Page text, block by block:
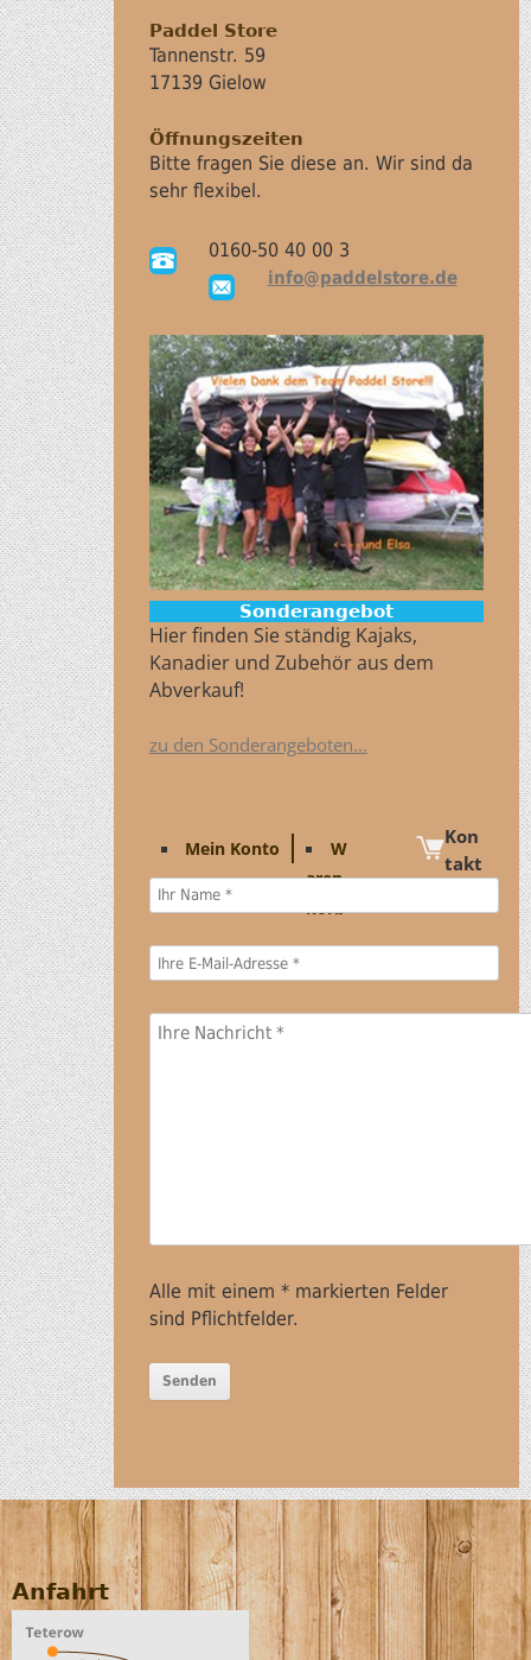
Paddel Store
Tannenstr. 59
17139 Gielow
Öffnungszeiten
Bitte fragen Sie diese an. Wir sind da
sehr flexibel.
0160-50 40 00 3
info@paddelstore.de
Sonderangebot
Hier finden Sie ständig Kajaks,
Kanadier und Zubehör aus dem
Abverkauf!
zu den Sonderangeboten...
Mein Konto
W
aren
korb
Kon
takt
Alle mit einem * markierten Felder
sind Pflichtfelder.
Anfahrt